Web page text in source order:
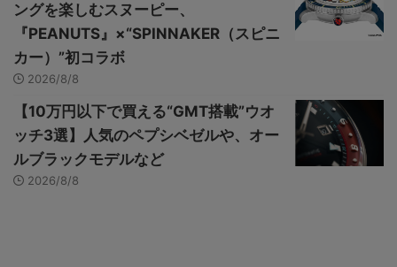
ングを楽しむスヌーピー、
『PEANUTS』×“SPINNAKER（スピニ
カー）”初コラボ
2026/8/8
【10万円以下で買える“GMT搭載”ウオ
ッチ3選】人気のペプシベゼルや、オー
ルブラックモデルなど
2026/8/8